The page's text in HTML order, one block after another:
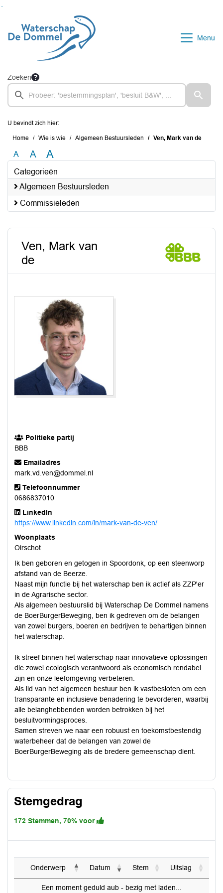
Menu
Zoeken
U bevindt zich hier:
Home Wie is wie Algemeen Bestuursleden Ven, Mark van de
A A A
Categorieën
Algemeen Bestuursleden
Commissieleden
Ven, Mark van
de
Politieke partij
BBB
Emailadres
mark.vd.ven@dommel.nl
Telefoonnummer
0686837010
LinkedIn
https://www.linkedin.com/in/mark-van-de-ven/
Woonplaats
Oirschot
Ik ben geboren en getogen in Spoordonk, op een steenworp
afstand van de Beerze.
Naast mijn functie bij het waterschap ben ik actief als ZZP'er
in de Agrarische sector.
Als algemeen bestuurslid bij Waterschap De Dommel namens
de BoerBurgerBeweging, ben ik gedreven om de belangen
van zowel burgers, boeren en bedrijven te behartigen binnen
het waterschap.
Ik streef binnen het waterschap naar innovatieve oplossingen
die zowel ecologisch verantwoord als economisch rendabel
zijn en onze leefomgeving verbeteren.
Als lid van het algemeen bestuur ben ik vastbesloten om een
transparante en inclusieve benadering te bevorderen, waarbij
alle belanghebbenden worden betrokken bij het
besluitvormingsproces.
Samen streven we naar een robuust en toekomstbestendig
waterbeheer dat de belangen van zowel de
BoerBurgerBeweging als de bredere gemeenschap dient.
Stemgedrag
172 Stemmen, 70% voor
Onderwerp Datum Stem Uitslag
Een moment geduld aub - bezig met laden...